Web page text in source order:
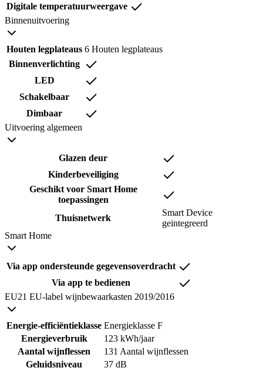
Digitale temperatuurweergave
Binnenuitvoering
Houten legplateaus 6 Houten legplateaus
Binnenverlichting
LED
Schakelbaar
Dimbaar
Uitvoering algemeen
Glazen deur
Kinderbeveiliging
Geschikt voor Smart Home
toepassingen
Thuisnetwerk
Smart Device
geintegreerd
Smart Home
Via app ondersteunde gegevensoverdracht
Via app te bedienen
EU21 EU-label wijnbewaarkasten 2019/2016
Energie-efficiëntieklasse Energieklasse F
Energieverbruik
123 kWh/jaar
Aantal wijnflessen
131 Aantal wijnflessen
Geluidsniveau
37 dB